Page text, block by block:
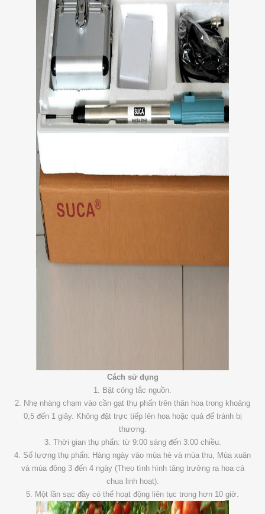
Cách sử dụng
1. Bật công tắc nguồn.
2. Nhẹ nhàng chạm vào cần gạt thụ phấn trên thân hoa trong khoảng
0,5 đến 1 giây. Không đặt trực tiếp lên hoa hoặc quả để tránh bị
thương.
3. Thời gian thụ phấn: từ 9:00 sáng đến 3:00 chiều.
4. Số lượng thụ phấn: Hàng ngày vào mùa hè và mùa thu, Mùa xuân
và mùa đông 3 đến 4 ngày (Theo tình hình tăng trưởng ra hoa cà
chua linh hoạt).
5. Một lần sạc đầy có thể hoạt động liên tục trong hơn 10 giờ.